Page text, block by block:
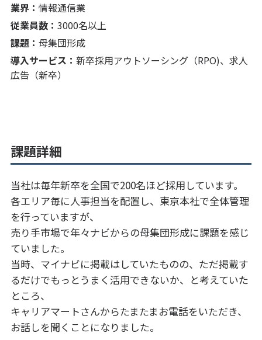
業界： 情報通信業
従業員数： 3000名以上
課題： 母集団形成
導入サービス： 新卒採用アウトソーシング（RPO)、求人
広告（新卒）
課題詳細
当社は毎年新卒を全国で200名ほど採用しています。
各エリア毎に人事担当を配置し、東京本社で全体管理
を行っていますが、
売り手市場で年々ナビからの母集団形成に課題を感じ
ていました。
当時、マイナビに掲載はしていたものの、ただ掲載す
るだけでもっとうまく活用できないか、と考えていた
ところ、
キャリアマートさんからたまたまお電話をいただき、
お話しを聞くことになりました。